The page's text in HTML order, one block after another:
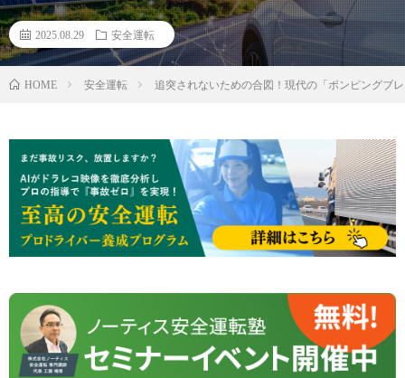
2025.08.29 安全運転
HOME 安全運転 追突されないための合図！現代の「ポンピングブ